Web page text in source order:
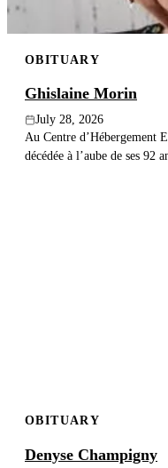
OBITUARY
Ghislaine Morin
July 28, 2026
Au Centre d’Hébergement
décédée à l’aube de ses 92
OBITUARY
Denyse Champigny